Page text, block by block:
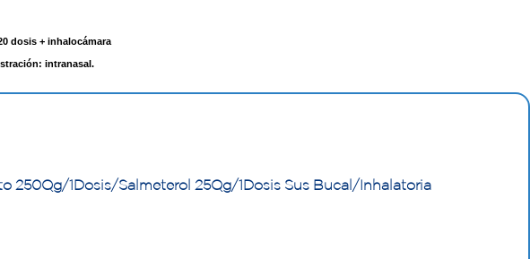
dosis + inhalocámara
intranasal.
250µg/1Dosis/Salmeterol 25µg/1Dosis Sus Bucal/Inhalatoria